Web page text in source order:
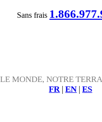
Sans frais
LE MONDE, NOTRE
FR|EN |ES